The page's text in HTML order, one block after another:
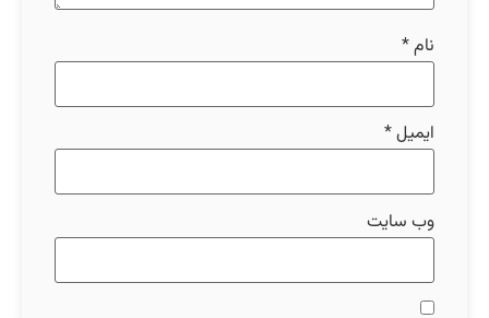
نام*
ایمیل*
وب‌ سایت